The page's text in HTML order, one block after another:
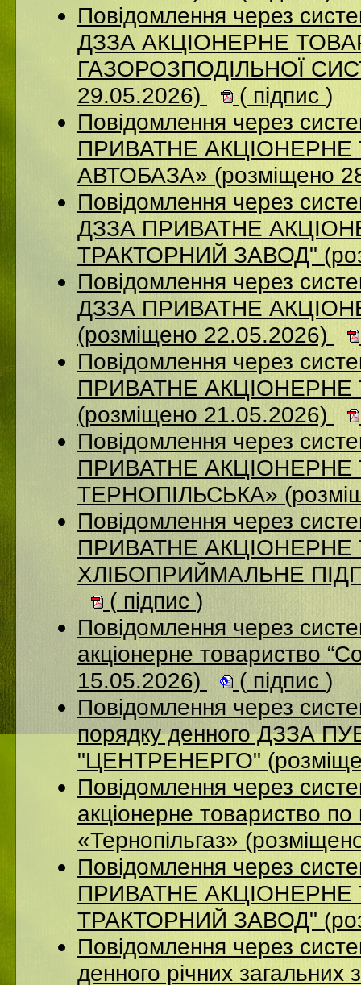
Повідомлення через
ДЗЗА АКЦІОНЕРНЕ
ГАЗОРОЗПОДІЛЬНОЇ
29.05.2026)
( підпис )
Повідомлення через
ПРИВАТНЕ
АВТОБАЗА» (розміщено
Повідомлення через
ДЗЗА ПРИВАТНЕ
ТРАКТОРНИЙ ЗАВОД"
Повідомлення через
ДЗЗА ПРИВАТНЕ
(розміщено 22.05.2026)
Повідомлення через
ПРИВАТНЕ
(розміщено 21.05.2026)
Повідомлення через
ПРИВАТНЕ
ТЕРНОПІЛЬСЬКА»
Повідомлення через
ПРИВАТНЕ
ХЛІБОПРИЙМАЛЬНЕ
( підпис )
Повідомлення через
акціонерне товариство
15.05.2026)
( підпис )
Повідомлення через
порядку денного ДЗЗА
"ЦЕНТРЕНЕРГО"
Повідомлення через
акціонерне товариство по
«Тернопільгаз»
Повідомлення через
ПРИВАТНЕ АКЦIОНЕРНЕ
ТРАКТОРНИЙ ЗАВОД"
Повідомлення через
денного річних загальних